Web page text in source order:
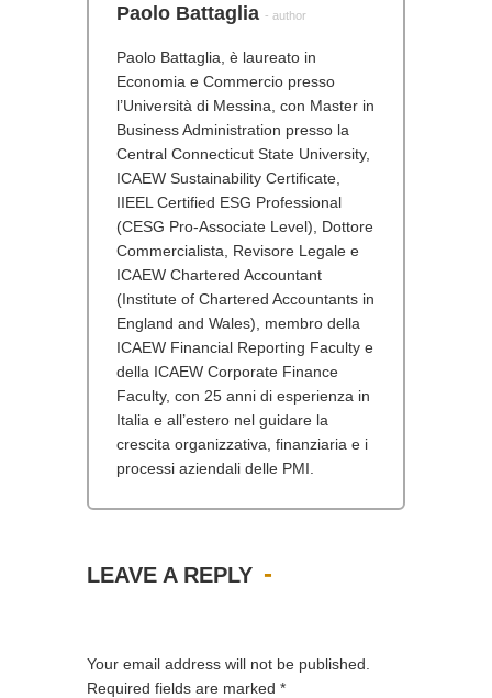
Paolo Battaglia - author
Paolo Battaglia, è laureato in
Economia e Commercio presso
l’Università di Messina, con Master in
Business Administration presso la
Central Connecticut State University,
ICAEW Sustainability Certificate,
IIEEL Certified ESG Professional
(CESG Pro-Associate Level), Dottore
Commercialista, Revisore Legale e
ICAEW Chartered Accountant
(Institute of Chartered Accountants in
England and Wales), membro della
ICAEW Financial Reporting Faculty e
della ICAEW Corporate Finance
Faculty, con 25 anni di esperienza in
Italia e all’estero nel guidare la
crescita organizzativa, finanziaria e i
processi aziendali delle PMI.
LEAVE A REPLY
Your email address will not be published.
Required fields are marked *